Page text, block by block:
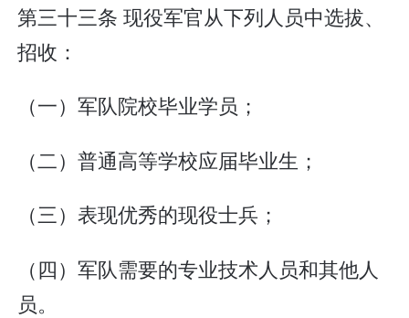
第三十三条 现役军官从下列人员中选拔、
招收：
（一）军队院校毕业学员；
（二）普通高等学校应届毕业生；
（三）表现优秀的现役士兵；
（四）军队需要的专业技术人员和其他人
员。